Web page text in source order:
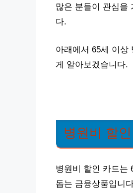
많은 분들이 관심을
다.
아래에서 65세 이상
게 알아보겠습니다.
병원비 할
병원비 할인 카드는
돕는 금융상품입니